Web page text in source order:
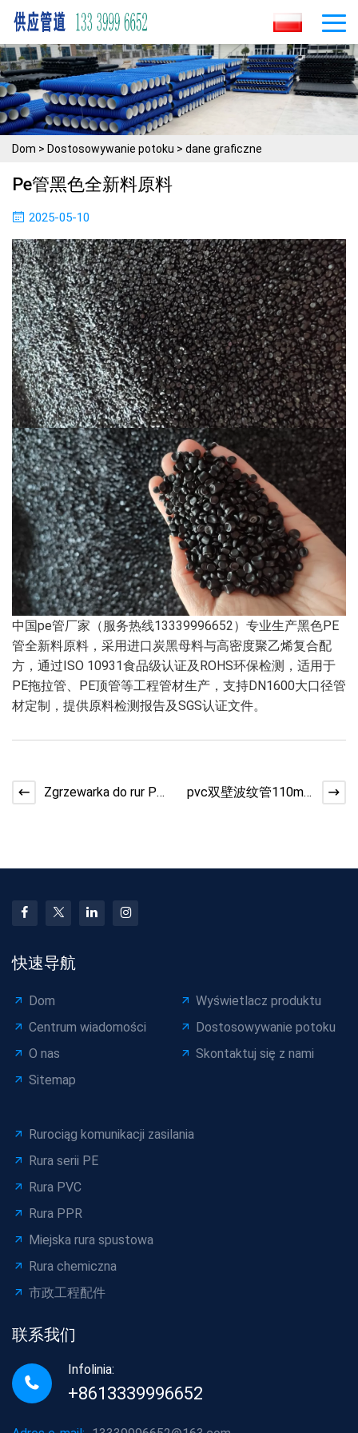
Dom > Dostosowywanie potoku > dane graficzne
Pe管黑色全新料原料
2025-05-10
中国pe管厂家（服务热线13339996652）专业生产黑色PE
管全新料原料，采用进口炭黑母料与高密度聚乙烯复合配
方，通过ISO 10931食品级认证及ROHS环保检测，适用于
PE拖拉管、PE顶管等工程管材生产，支持DN1600大口径管
材定制，提供原料检测报告及SGS认证文件。
Zgrzewarka do rur PE
pvc双壁波纹管110mm
快速导航
Dom
Wyświetlacz produktu
Centrum wiadomości
Dostosowywanie potoku
O nas
Skontaktuj się z nami
Sitemap
Rurociąg komunikacji zasilania
Rura serii PE
Rura PVC
Rura PPR
Miejska rura spustowa
Rura chemiczna
市政工程配件
联系我们
Infolinia:
+8613339996652